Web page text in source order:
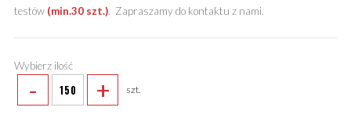
testów (min.30 szt.). Zapraszamy do kontaktu z nami.
Wybierz ilość
- + szt.